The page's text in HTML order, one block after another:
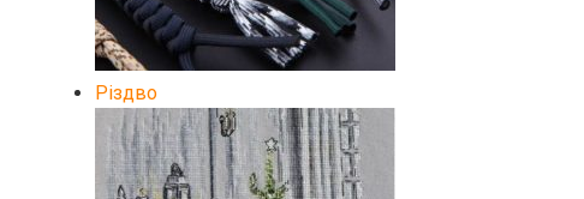
Різдво